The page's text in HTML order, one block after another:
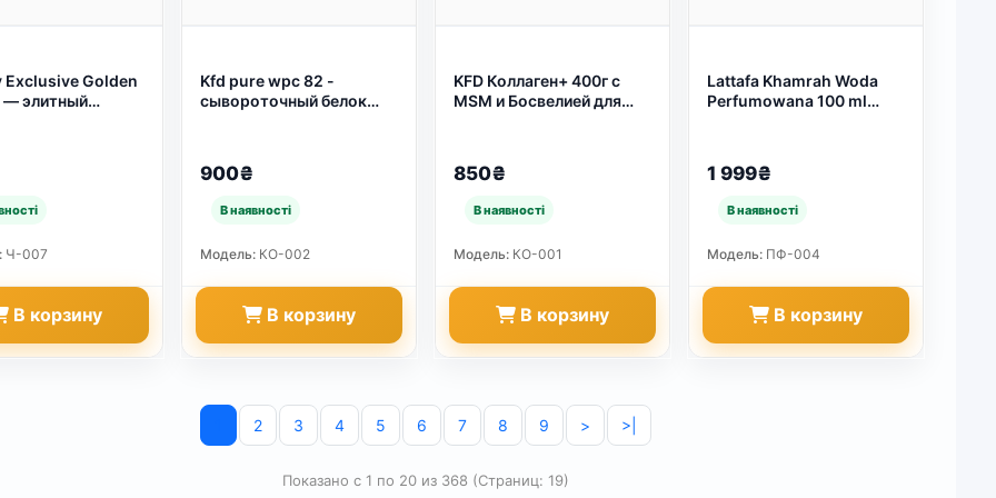
Exclusive Golden
— элитный
☕✨ (арт.
Ч-007
В корзину
Kfd pure wpc 82 -
сывороточный белок
900₴
Модель: КО-002
В корзину
KFD Коллаген+ 400г с
MSM и Босвелией для
850₴
Модель: КО-001
В корзину
Lattafa Khamrah Woda
Perfumowana 100 ml
1 999₴
Модель: ПФ-004
В корзину
2 3 4 5 6 7 8 9 > >|
Показано с 1 по 20 из 368 (Страниц: 19)